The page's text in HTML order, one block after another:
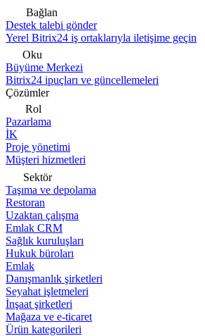
Bağlan
Destek talebi gönder
Yerel Bitrix24 iş ortaklarıyla iletişime geçin
Oku
Büyüme Merkezi
Bitrix24 ipuçları ve güncellemeleri
Çözümler
Rol
Pazarlama
İK
Proje yönetimi
Müşteri hizmetleri
Sektör
Taşıma ve depolama
Restoran
Uzaktan çalışma
Emlak CRM
Sağlık kuruluşları
Hukuk büroları
Emlak
Danışmanlık şirketleri
Seyahat işletmeleri
İnşaat şirketleri
Mağaza ve e-ticaret
Ürün kategorileri